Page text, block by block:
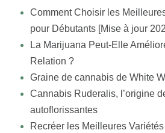
Comment Choisir les
pour Débutants [Mise à jour
La Marijuana Peut-Elle
Relation ?
Graine de cannabis de White
Cannabis Ruderalis, l’origine
autoflorissantes
Recréer les Meilleures